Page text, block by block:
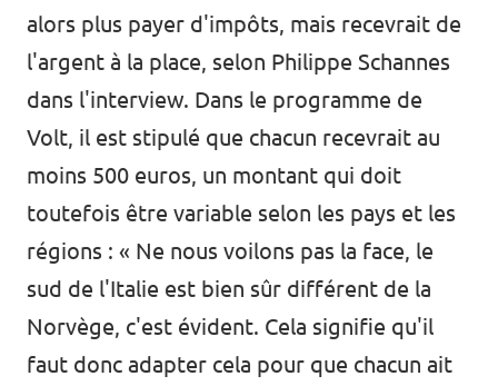
alors plus payer d'impôts, mais recevrait de
l'argent à la place, selon Philippe Schannes
dans l'interview. Dans le programme de
Volt, il est stipulé que chacun recevrait au
moins 500 euros, un montant qui doit
toutefois être variable selon les pays et les
régions : « Ne nous voilons pas la face, le
sud de l'Italie est bien sûr différent de la
Norvège, c'est évident. Cela signifie qu'il
faut donc adapter cela pour que chacun ait